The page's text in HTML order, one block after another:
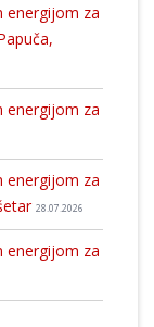
energijom za
energijom za
energijom za
28.07.2026
energijom za